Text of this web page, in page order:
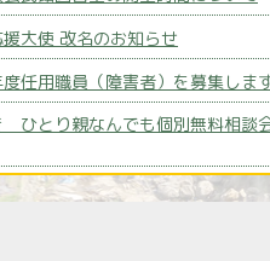
大使 改名のお知らせ
任用職員（障害者）を募集しま
ひとり親なんでも個別無料相談
いない ノーバディーズ・パー